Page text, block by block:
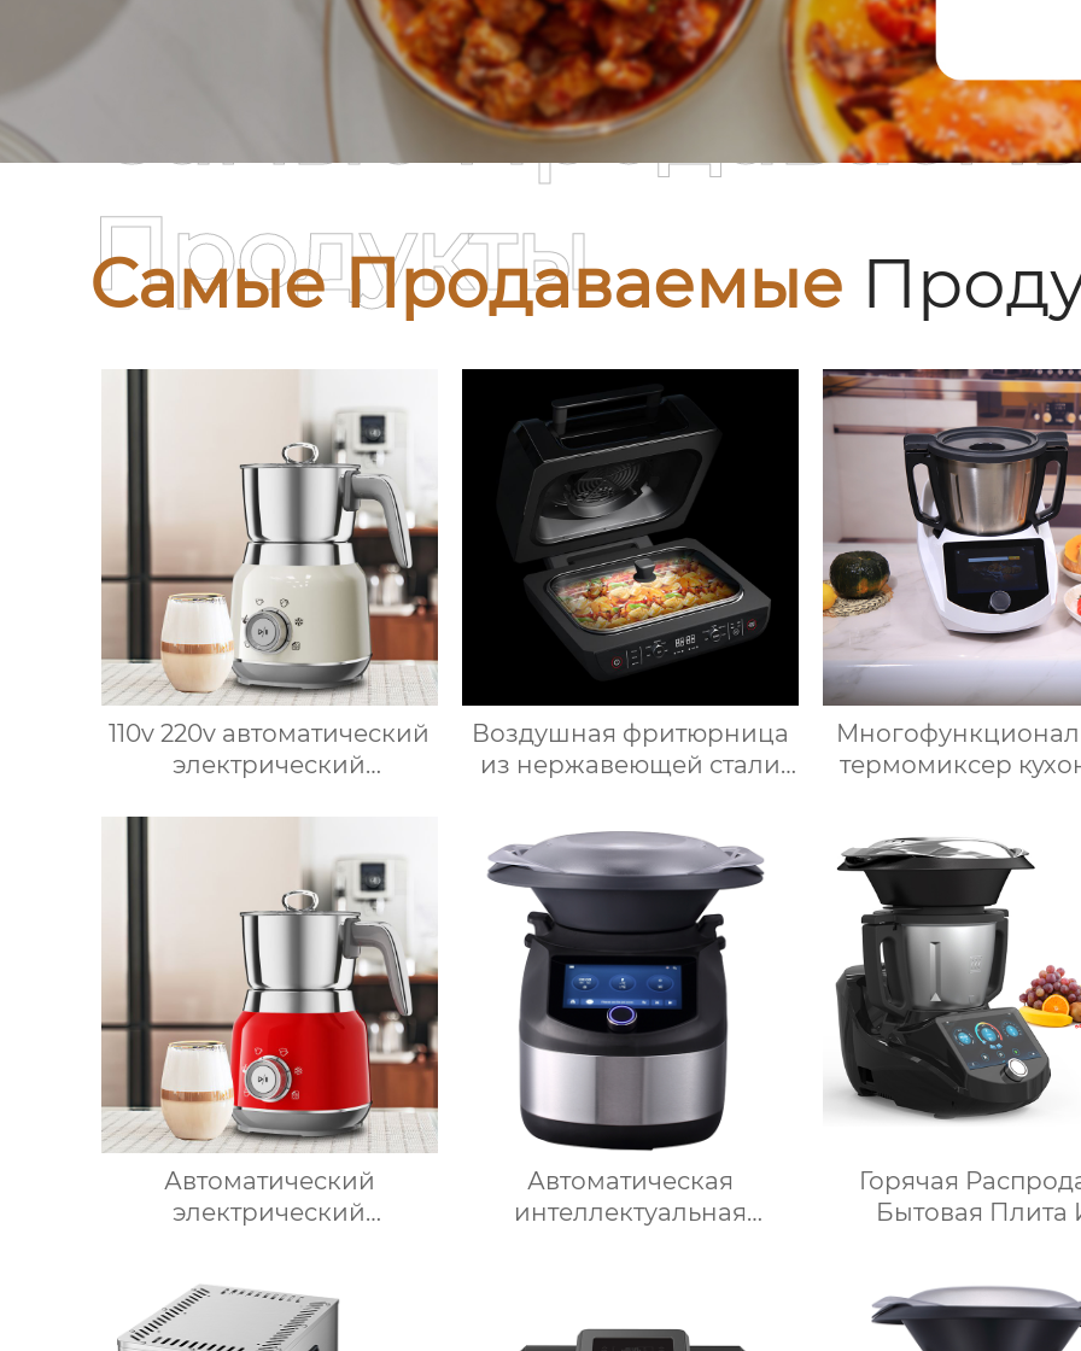
Самые Продаваемые
Самые
Продукты
110v 220v автоматический
электрический
молока машина для
приготовления горячего
шоколада
Воздушная фритюрница
из нержавеющей стали
приготовления пищи с
низким содержанием
жира электрическая
воздушная фритюрница
Тостер духовка
воздушная фритюрница
термомиксер
комбайны
Китай для
мясорубкой и
Автоматический
электрический
подогрева шоколада,
корпус из матовой
Автоматическая
интеллектуальная
для приготовления
Горячая
Бытовая Плита
Кухонный Комбайн